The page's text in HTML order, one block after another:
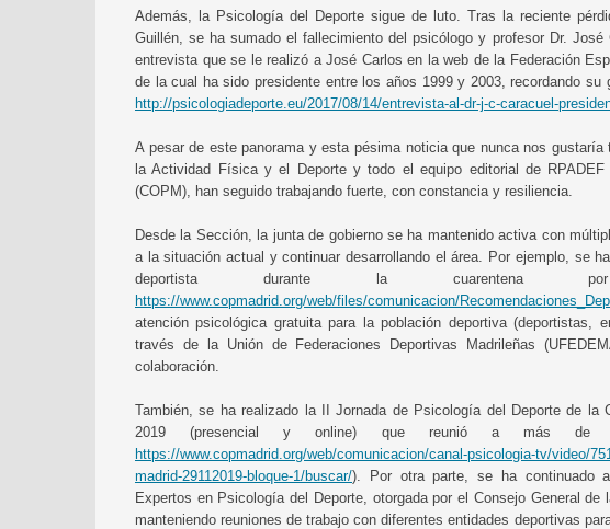
Además, la Psicología del Deporte sigue de luto. Tras la reciente
Guillén, se ha sumado el fallecimiento del psicólogo y profesor Dr.
entrevista que se le realizó a José Carlos en la web de la Federación
de la cual ha sido presidente entre los años 1999 y 2003, recordando
http://psicologiadeporte.eu/2017/08/14/entrevista-al-dr-j-c-caracuel-
A pesar de este panorama y esta pésima noticia que nunca nos
la Actividad Física y el Deporte y todo el equipo editorial de
(COPM), han seguido trabajando fuerte, con constancia y resiliencia.
Desde la Sección, la junta de gobierno se ha mantenido activa con
a la situación actual y continuar desarrollando el área. Por ejemplo, se
deportista durante la cuarentena
https://www.copmadrid.org/web/files/comunicacion/
atención psicológica gratuita para la población deportiva (deportistas,
través de la Unión de Federaciones Deportivas Madrileñas
colaboración.
También, se ha realizado la II Jornada de Psicología del Deporte de la
2019 (presencial y online) que reunió a más de
https://www.copmadrid.org/web/comunicacion/canal-psicologia-tv/video/
madrid-29112019-bloque-1/buscar/). Por otra parte, se ha continuado
Expertos en Psicología del Deporte, otorgada por el Consejo General
manteniendo reuniones de trabajo con diferentes entidades deportivas